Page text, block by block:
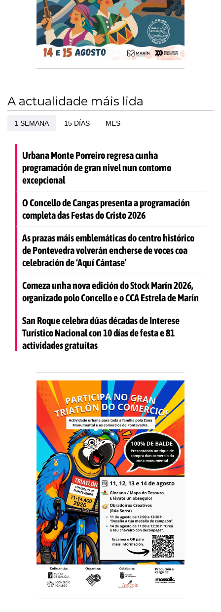
A actualidade máis lida
1 SEMANA 15 DÍAS MES
Urbana Monte Porreiro regresa cunha
programación de gran nivel nun contorno
excepcional
O Concello de Cangas presenta a programación
completa das Festas do Cristo 2026
As prazas máis emblemáticas do centro histórico
de Pontevedra volverán encherse de voces coa
celebración de ‘Aquí Cántase’
Comeza unha nova edición do Stock Marín 2026,
organizado polo Concello e o CCA Estrela de Marín
San Roque celebra dúas décadas de Interese
Turístico Nacional con 10 días de festa e 81
actividades gratuítas